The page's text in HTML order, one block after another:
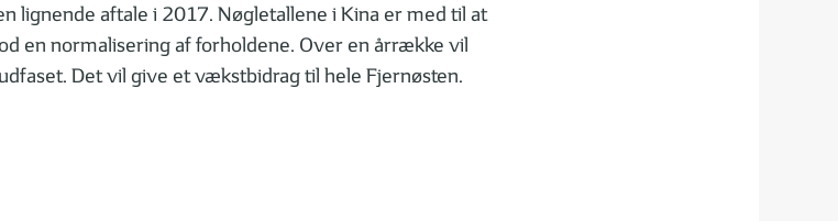
lignende aftale i 2017. Nøgletallene i Kina er med til at
en normalisering af forholdene. Over en årrække vil
Det vil give et vækstbidrag til hele Fjernøsten.